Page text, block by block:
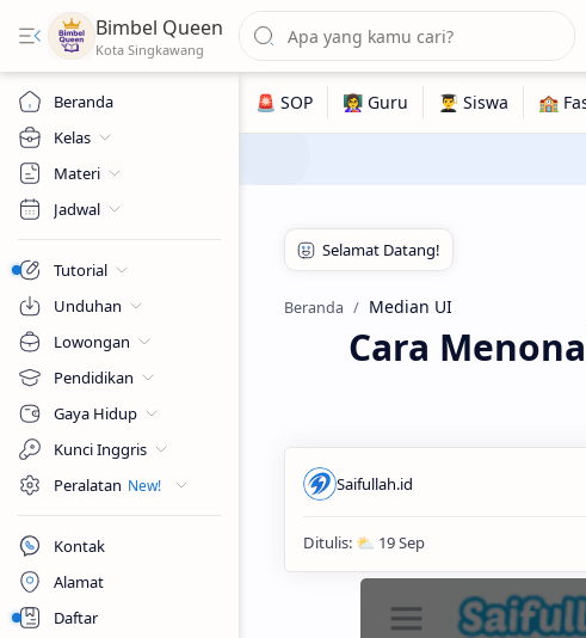
Bimbel Queen
Beranda
Kelas
Materi
Jadwal
Tutorial
Unduhan
Lowongan
Pendidikan
Gaya Hidup
Kunci Inggris
Peralatan
Kontak
Alamat
Daftar
Beranda Median UI
Cara